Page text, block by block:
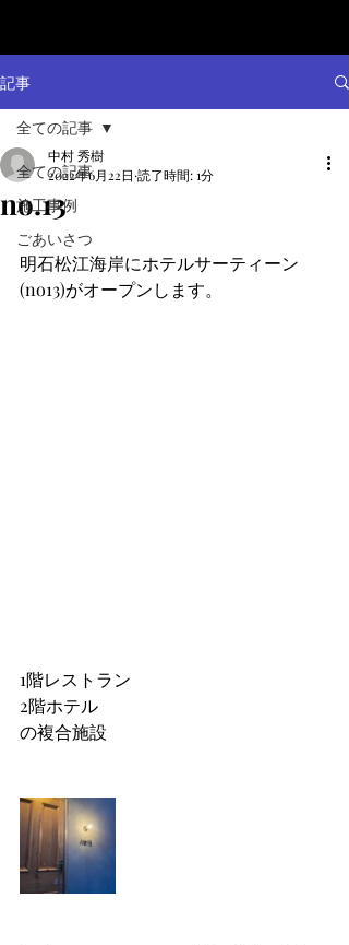
記事
全ての記事
施工事例
ごあいさつ
全ての記事
no.13
中村 秀樹
2022年6月22日 読了時間: 1分
明石松江海岸にホテルサーティーン
(no13)がオープンします。
1階レストラン
2階ホテル
の複合施設